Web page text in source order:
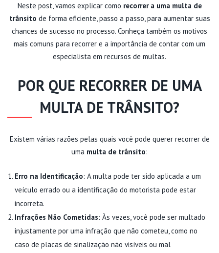
Neste post, vamos explicar como recorrer a uma multa de
trânsito de forma eficiente, passo a passo, para aumentar suas
chances de sucesso no processo. Conheça também os motivos
mais comuns para recorrer e a importância de contar com um
especialista em recursos de multas.
POR QUE RECORRER DE UMA
MULTA DE TRÂNSITO?
Existem várias razões pelas quais você pode querer recorrer de
uma multa de trânsito:
Erro na Identificação: A multa pode ter sido aplicada a um
veículo errado ou a identificação do motorista pode estar
incorreta.
Infrações Não Cometidas: Às vezes, você pode ser multado
injustamente por uma infração que não cometeu, como no
caso de placas de sinalização não visíveis ou mal